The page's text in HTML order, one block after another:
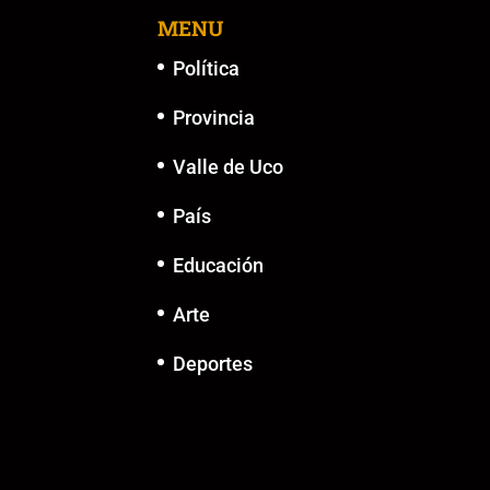
MENU
Política
Provincia
Valle de Uco
País
Educación
Arte
Deportes